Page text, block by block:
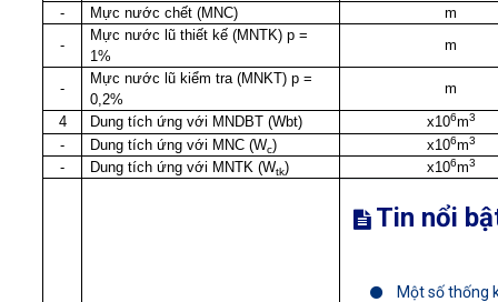
- Mực nước chết (MNC)
m
-
Mực nước lũ thiết kế (MNTK) p =
1%
m
-
Mực nước lũ kiểm tra (MNKT) p =
0,2%
m
4
Dung tích ứng với MNDBT (Wbt) x106m3
- Dung tích ứng với MNC (Wc) x106m3
- Dung tích ứng với MNTK (Wtk) x106m3
Tin nổi
Một số thống